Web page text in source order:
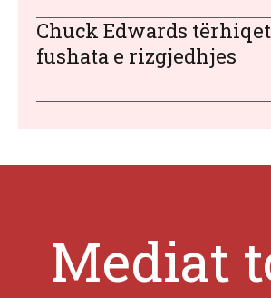
Chuck Edwards
fushata e rizgjedhjes
Mediat